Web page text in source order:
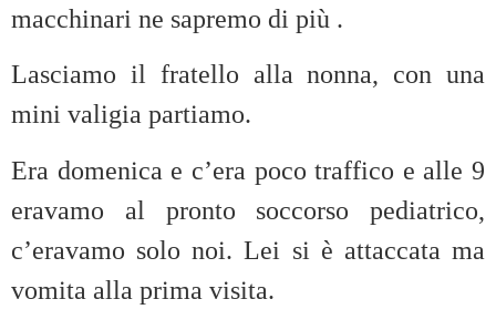
macchinari ne sapremo di più .
Lasciamo il fratello alla nonna, con una
mini valigia partiamo.
Era domenica e c’era poco traffico e alle 9
eravamo al pronto soccorso pediatrico,
c’eravamo solo noi. Lei si è attaccata ma
vomita alla prima visita.